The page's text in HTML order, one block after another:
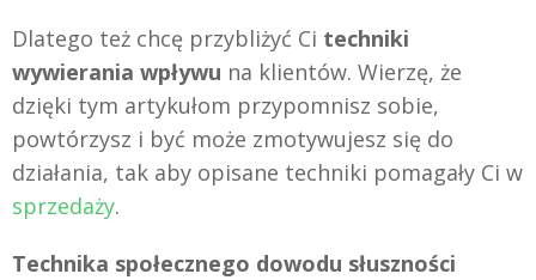
Dlatego też chcę przybliżyć Ci techniki
wywierania wpływu na klientów. Wierzę, że
dzięki tym artykułom przypomnisz sobie,
powtórzysz i być może zmotywujesz się do
działania, tak aby opisane techniki pomagały Ci w
sprzedaży.
Technika społecznego dowodu słuszności